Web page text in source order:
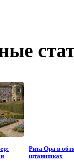
Рита Ора в
штанишках